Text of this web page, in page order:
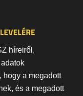
híreiről,
hogy a megadott
és a megadott